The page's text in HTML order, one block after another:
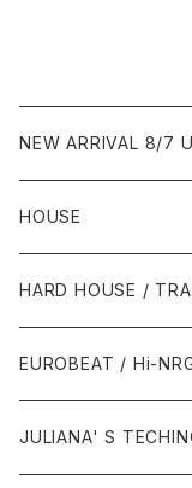
NEW ARRIVAL 8/7
HOUSE
1980年代
1987年・以前
1988年
1990年代
1990年
2000年代
HARD HOUSE /
1990年代
1994年・以前
2000年代
EUROBEAT / Hi-
1980年代
JULIANA' S